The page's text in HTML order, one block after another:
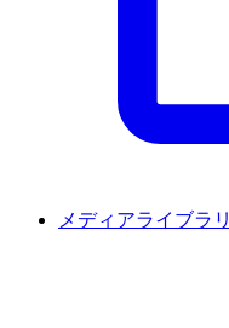
メディアライブラリ